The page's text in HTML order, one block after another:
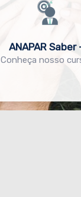
ANAPAR Saber
Conheça nosso